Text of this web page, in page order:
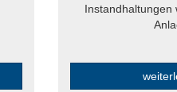
Instandhaltungen